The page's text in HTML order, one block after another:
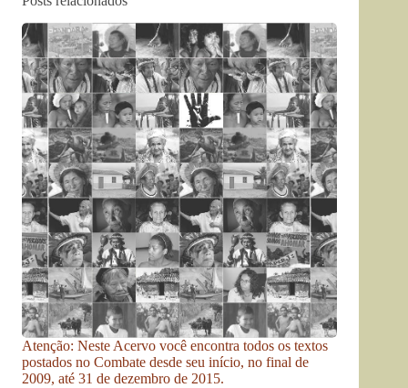
Atenção: Neste Acervo você encontra todos os textos
postados no Combate desde seu início, no final de
2009, até 31 de dezembro de 2015.